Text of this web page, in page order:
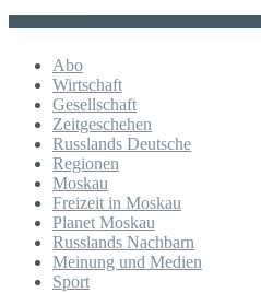
Abo
Wirtschaft
Gesellschaft
Zeitgeschehen
Russlands Deutsche
Regionen
Moskau
Freizeit in Moskau
Planet Moskau
Russlands Nachbarn
Meinung und Medien
Sport